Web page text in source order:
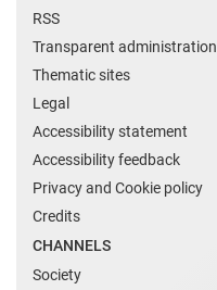
RSS
Transparent administration
Thematic sites
Legal
Accessibility statement
Accessibility feedback
Privacy and Cookie policy
Credits
CHANNELS
Society